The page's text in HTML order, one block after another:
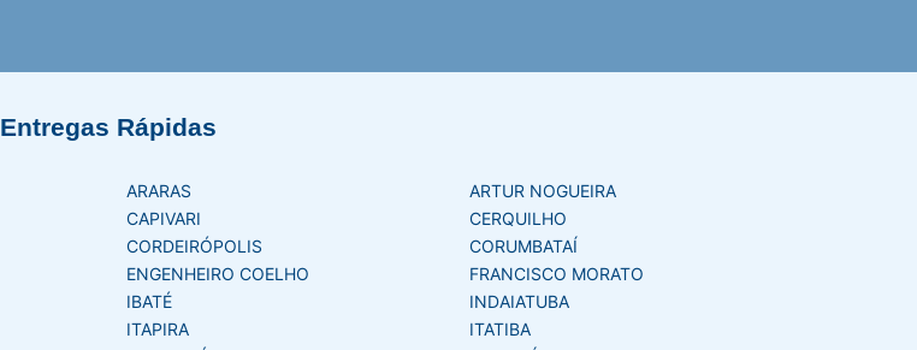
Entregas Rápidas
ARARAS
ARTUR NOGUEIRA
CAPIVARI
CERQUILHO
CORDEIRÓPOLIS
CORUMBATAÍ
ENGENHEIRO COELHO
FRANCISCO MORATO
IBATÉ
INDAIATUBA
ITAPIRA
ITATIBA